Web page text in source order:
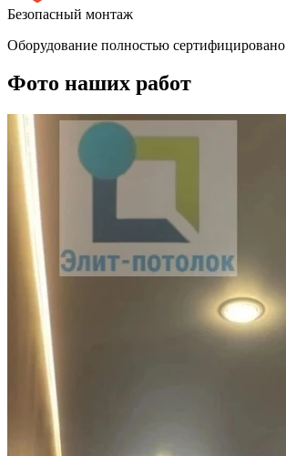
Безопасный монтаж
Оборудование полностью сертифицировано
Фото наших работ